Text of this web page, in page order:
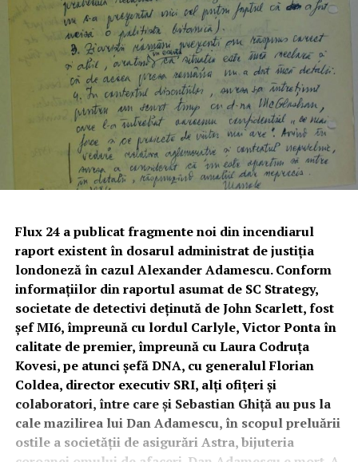
Flux 24 a publicat fragmente noi din incendiarul
raport existent în dosarul administrat de justiția
londoneză în cazul Alexander Adamescu. Conform
informațiilor din raportul asumat de SC Strategy,
societate de detectivi deținută de John Scarlett, fost
șef MI6, împreună cu lordul Carlyle, Victor Ponta în
calitate de premier, împreună cu Laura Codruța
Kovesi, pe atunci șefă DNA, cu generalul Florian
Coldea, director executiv SRI, alți ofițeri și
colaboratori, între care și Sebastian Ghiță au pus la
cale mazilirea lui Dan Adamescu, în scopul preluării
ostile a societății de asigurări Astra, bijuteria